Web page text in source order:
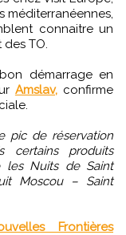
méditerranéennes,
connaitre un
TO.
démarrage en
Amslav,‎ confirme
pic de réservation
certains produits
les Nuits de Saint
Moscou – Saint
Frontières